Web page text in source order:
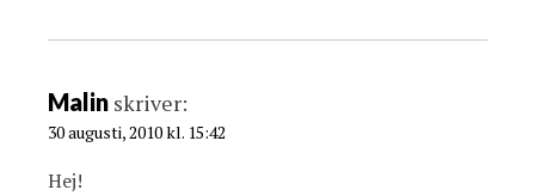
Malin skriver:
30 augusti, 2010 kl. 15:42
Hej!